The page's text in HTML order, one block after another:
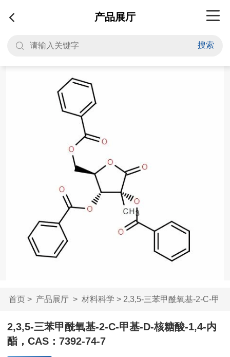
产品展厅
搜索
首页> 产品展厅> 材料科学 > 2,3,5-三苯甲酰氧基-2-C-甲
基-...
2,3,5-三苯甲酰氧基-2-C-甲基-D-核糖酸-1,4-内
酯，CAS：7392-74-7